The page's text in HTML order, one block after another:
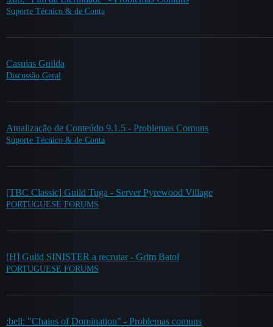
Suporte Técnico & de Conta
Casuias Guilda
Discussão Geral
Atualização de Conteúdo 9.1.5 - Problemas Comuns
Suporte Técnico & de Conta
[TBC Classic] Guild Tuga - Server Pyrewood Village
PORTUGUESE FORUMS
[H] Guild SINISTER a recrutar - Grim Batol
PORTUGUESE FORUMS
:bell: "Chains of Domination" - Problemas comuns